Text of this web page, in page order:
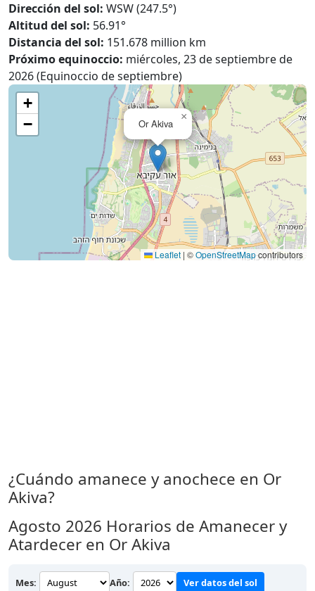
Dirección del sol: WSW (247.5°)
Altitud del sol: 56.91°
Distancia del sol: 151.678 million km
Próximo equinoccio: miércoles, 23 de septiembre de
2026 (Equinoccio de septiembre)
Or Akiva
×
+
−
Leaflet | ©OpenStreetMapcontributors
¿Cuándo amanece y anochece en Or
Akiva?
Agosto 2026 Horarios de Amanecer y
Atardecer en Or Akiva
Mes: Año: Ver datos del sol